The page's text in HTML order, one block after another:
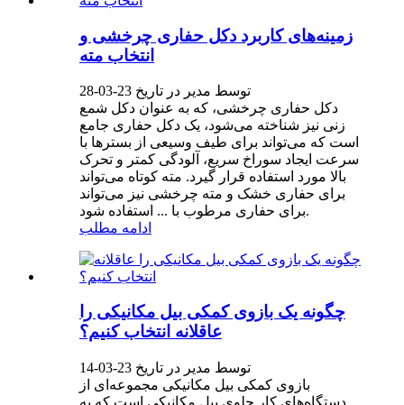
زمینه‌های کاربرد دکل حفاری چرخشی و
انتخاب مته
توسط مدیر در تاریخ 23-03-28
دکل حفاری چرخشی، که به عنوان دکل شمع
زنی نیز شناخته می‌شود، یک دکل حفاری جامع
است که می‌تواند برای طیف وسیعی از بسترها با
سرعت ایجاد سوراخ سریع، آلودگی کمتر و تحرک
بالا مورد استفاده قرار گیرد. مته کوتاه می‌تواند
برای حفاری خشک و مته چرخشی نیز می‌تواند
برای حفاری مرطوب با ... استفاده شود.
ادامه مطلب
چگونه یک بازوی کمکی بیل مکانیکی را
عاقلانه انتخاب کنیم؟
توسط مدیر در تاریخ 23-03-14
بازوی کمکی بیل مکانیکی مجموعه‌ای از
دستگاه‌های کار جلوی بیل مکانیکی است که به